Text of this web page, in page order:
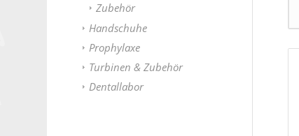
Zubehör
Handschuhe
Prophylaxe
Turbinen & Zubehör
Dentallabor